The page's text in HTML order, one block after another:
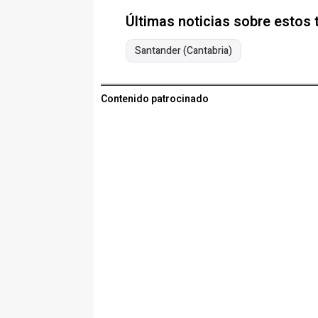
Últimas noticias sobre estos
Santander (Cantabria)
Contenido patrocinado